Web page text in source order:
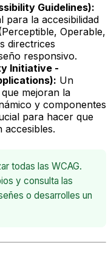
Guidelines):
para la accesibilidad
Operable,
directrices
responsivo.
Initiative -
Un
mejoran la
y componentes
para hacer que
accesibles.
todas las WCAG.
y consulta las
o desarrolles un